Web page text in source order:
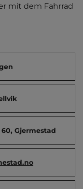
mit dem Fahrrad
und "St. Olavs
10/0.
Gjermestad